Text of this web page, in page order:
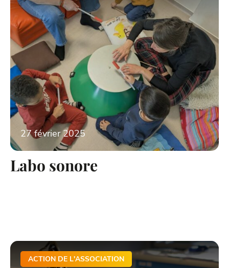
27 février 2025
Labo sonore
ACTION DE L'ASSOCIATION